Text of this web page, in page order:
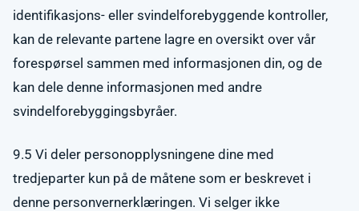
identifikasjons- eller svindelforebyggende kontroller,
kan de relevante partene lagre en oversikt over vår
forespørsel sammen med informasjonen din, og de
kan dele denne informasjonen med andre
svindelforebyggingsbyråer.
9.5 Vi deler personopplysningene dine med
tredjeparter kun på de måtene som er beskrevet i
denne personvernerklæringen. Vi selger ikke